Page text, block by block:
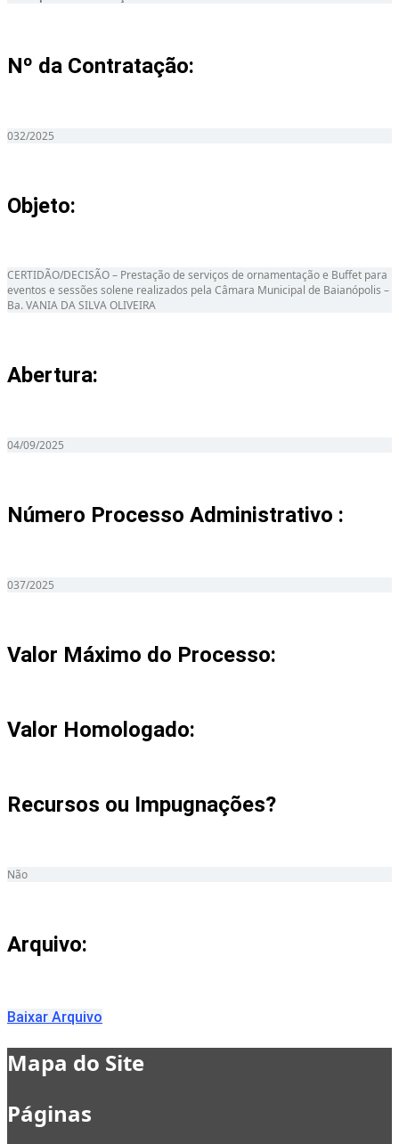
Nº da Contratação:
032/2025
Objeto:
CERTIDÃO/DECISÃO – Prestação de serviços de ornamentação e Buffet para
eventos e sessões solene realizados pela Câmara Municipal de Baianópolis –
Ba. VANIA DA SILVA OLIVEIRA
Abertura:
04/09/2025
Número Processo Administrativo :
037/2025
Valor Máximo do Processo: ​
Valor Homologado: ​
Recursos ou Impugnações? ​
Não
Arquivo:
Baixar Arquivo
Mapa do Site
Páginas